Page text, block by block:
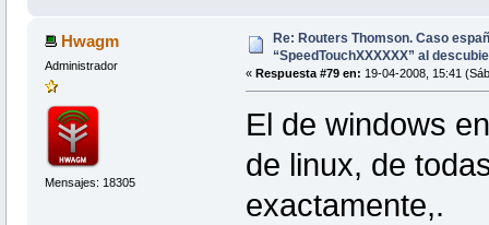
Hwagm
Administrador
Mensajes: 18305
Re: Routers Thomson. Caso
“SpeedTouchXXXXXX” al
« Respuesta #79 en: 19-04-2008, 15:41
El de windows
de linux, de
exactamente,.